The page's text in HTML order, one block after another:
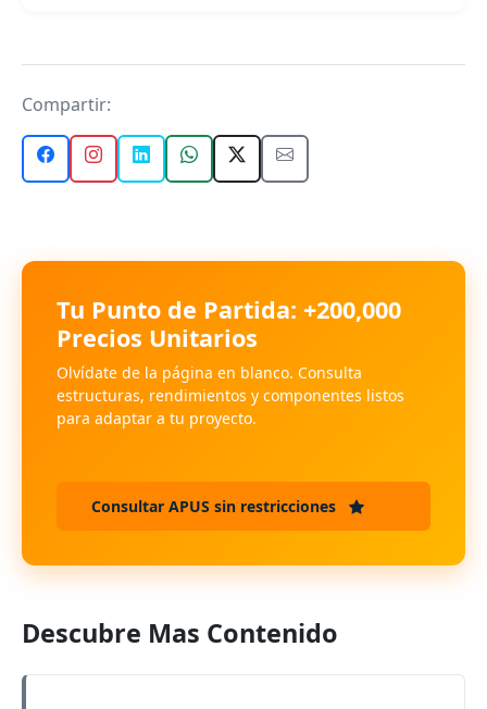
Compartir:
Tu Punto de Partida: +200,000
Precios Unitarios
Olvídate de la página en blanco. Consulta
estructuras, rendimientos y componentes listos
para adaptar a tu proyecto.
Consultar APUS sin restricciones
Descubre Mas Contenido